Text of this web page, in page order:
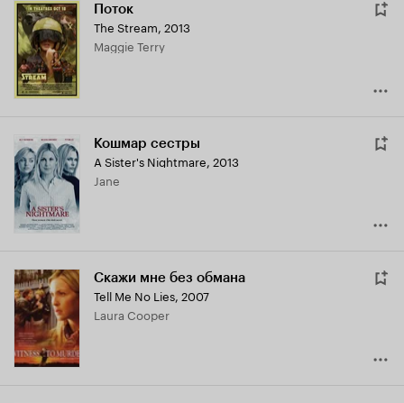
Поток
The Stream, 2013
Maggie Terry
Кошмар сестры
A Sister's Nightmare, 2013
Jane
Скажи мне без обмана
Tell Me No Lies, 2007
Laura Cooper